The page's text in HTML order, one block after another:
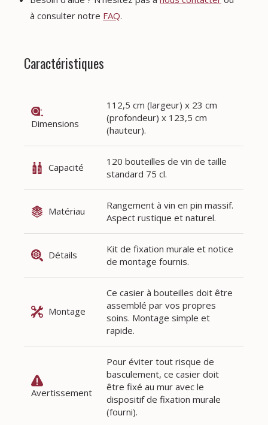
à consulter notre FAQ.
Caractéristiques
Dimensions
112,5 cm (largeur) x 23 cm
(profondeur) x 123,5 cm
(hauteur).
Capacité
120 bouteilles de vin de taille
standard 75 cl.
Matériau
Rangement à vin en pin massif.
Aspect rustique et naturel.
Détails
Kit de fixation murale et notice
de montage fournis.
Montage
Ce casier à bouteilles doit être
assemblé par vos propres
soins. Montage simple et
rapide.
Avertissement
Pour éviter tout risque de
basculement, ce casier doit
être fixé au mur avec le
dispositif de fixation murale
(fourni).